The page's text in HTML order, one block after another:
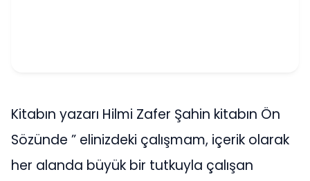
Kitabın yazarı Hilmi Zafer Şahin kitabın Ön
Sözünde ” elinizdeki çalışmam, içerik olarak
her alanda büyük bir tutkuyla çalışan